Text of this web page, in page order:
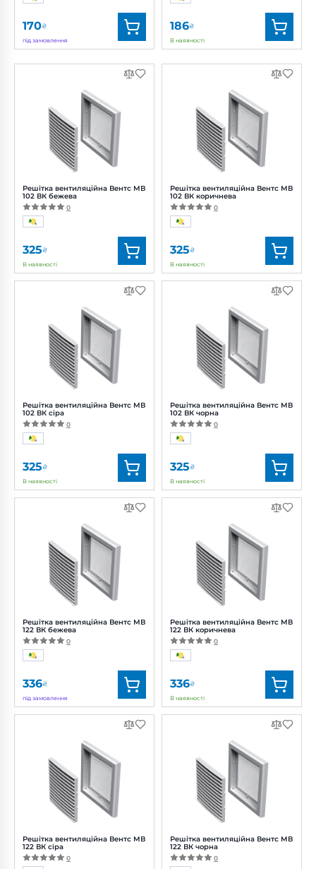
170₴
під замовлення
Бренд:
Домовент
0000282343
186₴
В наявності
Бренд:
Домовент
0688167329
Решітка вентиляційна Вентс МВ
102 ВК бежева
0
325₴
В наявності
Вентс
0000222746
Діаметр:
100 мм
Решітка вентиляційна Вентс МВ
102 ВК коричнева
0
325₴
В наявності
Вентс
0000222750
Діаметр:
100 мм
Решітка вентиляційна Вентс МВ
102 ВК сіра
0
325₴
В наявності
Вентс
0000222752
Діаметр:
100 мм
Решітка вентиляційна Вентс МВ
102 ВК чорна
0
325₴
В наявності
Вентс
0687858119
Діаметр:
100 мм
Решітка вентиляційна Вентс МВ
122 ВК бежева
0
336₴
під замовлення
Вентс
0000222931
Діаметр:
120 мм
Решітка вентиляційна Вентс МВ
122 ВК коричнева
0
336₴
В наявності
Вентс
0000222932
Діаметр:
120 мм
Решітка вентиляційна Вентс МВ
122 ВК сіра
0
Решітка вентиляційна Вентс МВ
122 ВК чорна
0